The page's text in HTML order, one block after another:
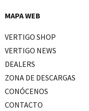
MAPA WEB
VERTIGO SHOP
VERTIGO NEWS
DEALERS
ZONA DE DESCARGAS
CONÓCENOS
CONTACTO